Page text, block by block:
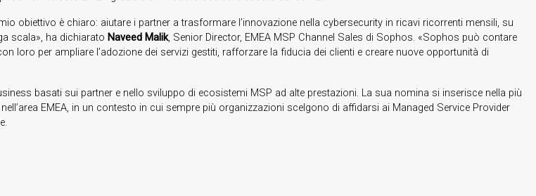
obiettivo è chiaro: aiutare i partner a trasformare l’innovazione nella cybersecurity in ricavi ricorrenti mensili, su
scala», ha dichiarato Naveed Malik, Senior Director, EMEA MSP Channel Sales di Sophos. «Sophos può contare
loro per ampliare l’adozione dei servizi gestiti, rafforzare la fiducia dei clienti e creare nuove opportunità di
basati sui partner e nello sviluppo di ecosistemi MSP ad alte prestazioni. La sua nomina si inserisce nella più
EMEA, in un contesto in cui sempre più organizzazioni scelgono di affidarsi ai Managed Service Provider